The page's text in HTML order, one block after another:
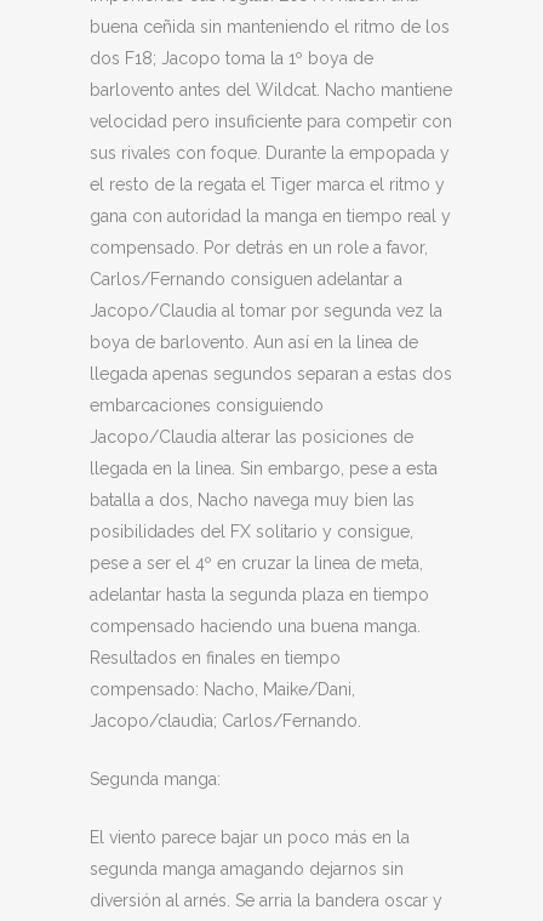
buena ceñida sin manteniendo el ritmo de los
dos F18; Jacopo toma la 1º boya de
barlovento antes del Wildcat. Nacho mantiene
velocidad pero insuficiente para competir con
sus rivales con foque. Durante la empopada y
el resto de la regata el Tiger marca el ritmo y
gana con autoridad la manga en tiempo real y
compensado. Por detrás en un role a favor,
Carlos/Fernando consiguen adelantar a
Jacopo/Claudia al tomar por segunda vez la
boya de barlovento. Aun así en la linea de
llegada apenas segundos separan a estas dos
embarcaciones consiguiendo
Jacopo/Claudia alterar las posiciones de
llegada en la linea. Sin embargo, pese a esta
batalla a dos, Nacho navega muy bien las
posibilidades del FX solitario y consigue,
pese a ser el 4º en cruzar la linea de meta,
adelantar hasta la segunda plaza en tiempo
compensado haciendo una buena manga.
Resultados en finales en tiempo
compensado: Nacho, Maike/Dani,
Jacopo/claudia; Carlos/Fernando.
Segunda manga:
El viento parece bajar un poco más en la
segunda manga amagando dejarnos sin
diversión al arnés. Se arria la bandera oscar y